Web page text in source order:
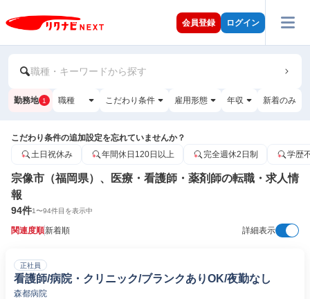
会員登録 ログイン
職種・キーワードから探す
勤務地 1 職種 こだわり条件 雇用形態 年収 新着のみ
こだわり条件の追加設定を忘れていませんか？
土日祝休み
年間休日120日以上 完全週休2日制 学歴
宗像市（福岡県）、医療・看護師・薬剤師の転職・求人情
報
94件1〜94件目を表示中
関連度順新着順 詳細表示
正社員
看護師/病院・クリニック/ブランクありOK/夜勤なし
森都病院